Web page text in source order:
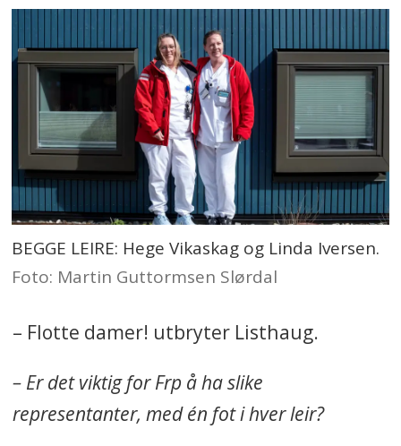
BEGGE LEIRE: Hege Vikaskag og Linda Iversen.
Foto: Martin Guttormsen Slørdal
– Flotte damer! utbryter Listhaug.
– Er det viktig for Frp å ha slike
representanter, med én fot i hver leir?